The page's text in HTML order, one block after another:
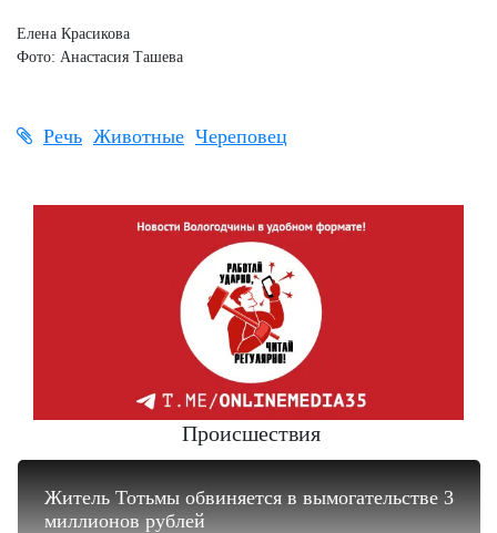
Елена Красикова
Фото: Анастасия Ташева
Речь Животные Череповец
Происшествия
Житель Тотьмы обвиняется в вымогательстве 3
миллионов рублей